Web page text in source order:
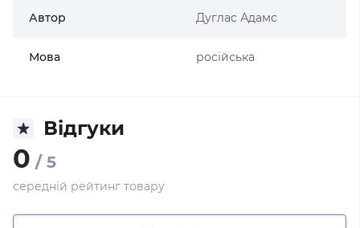
Автор Дуглас Адамс
Мова російська
Відгуки
0 / 5
середній рейтинг товару